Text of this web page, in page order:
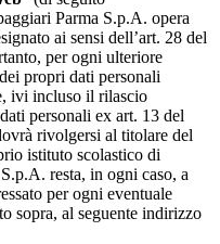
Parma S.p.A. opera
ai sensi dell’art. 28 del
per ogni ulteriore
propri dati personali
ivi incluso il rilascio
personali ex art. 13 del
rivolgersi al titolare del
istituto scolastico di
resta, in ogni caso, a
per ogni eventuale
sopra, al seguente indirizzo